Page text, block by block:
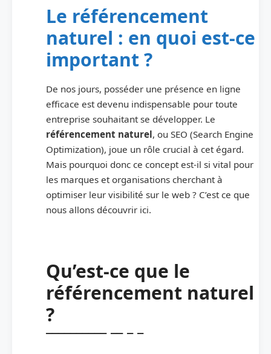
Le référencement
naturel : en quoi est-ce
important ?
De nos jours, posséder une présence en ligne
efficace est devenu indispensable pour toute
entreprise souhaitant se développer. Le
référencement naturel, ou SEO (Search Engine
Optimization), joue un rôle crucial à cet égard.
Mais pourquoi donc ce concept est-il si vital pour
les marques et organisations cherchant à
optimiser leur visibilité sur le web ? C’est ce que
nous allons découvrir ici.
Qu’est-ce que le
référencement naturel
?